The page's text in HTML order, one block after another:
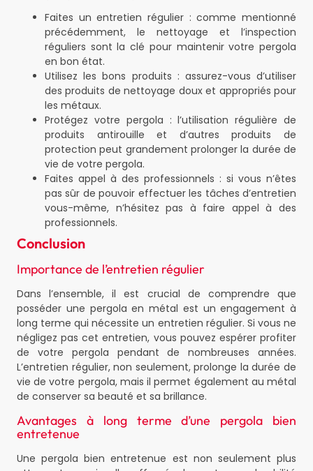
Faites un entretien régulier : comme mentionné
précédemment, le nettoyage et l’inspection
réguliers sont la clé pour maintenir votre pergola
en bon état.
Utilisez les bons produits : assurez-vous d’utiliser
des produits de nettoyage doux et appropriés pour
les métaux.
Protégez votre pergola : l’utilisation régulière de
produits antirouille et d’autres produits de
protection peut grandement prolonger la durée de
vie de votre pergola.
Faites appel à des professionnels : si vous n’êtes
pas sûr de pouvoir effectuer les tâches d’entretien
vous-même, n’hésitez pas à faire appel à des
professionnels.
Conclusion
Importance de l’entretien régulier
Dans l’ensemble, il est crucial de comprendre que
posséder une pergola en métal est un engagement à
long terme qui nécessite un entretien régulier. Si vous ne
négligez pas cet entretien, vous pouvez espérer profiter
de votre pergola pendant de nombreuses années.
L’entretien régulier, non seulement, prolonge la durée de
vie de votre pergola, mais il permet également au métal
de conserver sa beauté et sa brillance.
Avantages à long terme d’une pergola bien
entretenue
Une pergola bien entretenue est non seulement plus